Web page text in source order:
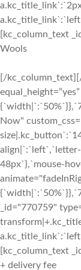
[kc_column_text
Wools
[/
Now"
48px`},`mouse-
_id="770759"
[kc_column_text
+ delivery fee